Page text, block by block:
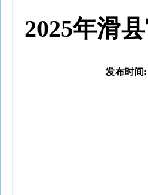
2025年滑
发布时间: